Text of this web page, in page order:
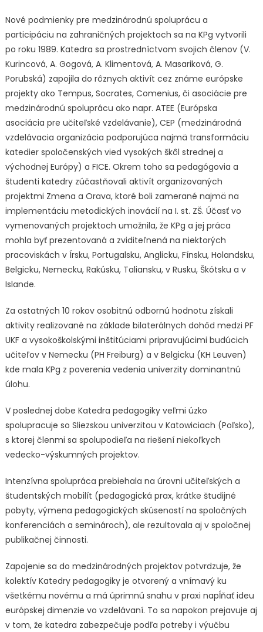
Nové podmienky pre medzinárodnú spoluprácu a
participáciu na zahraničných projektoch sa na KPg vytvorili
po roku 1989. Katedra sa prostredníctvom svojich členov (V.
Kurincová, A. Gogová, A. Klimentová, A. Masariková, G.
Porubská) zapojila do rôznych aktivít cez známe európske
projekty ako Tempus, Socrates, Comenius, či asociácie pre
medzinárodnú spoluprácu ako napr. ATEE (Európska
asociácia pre učiteľské vzdelávanie), CEP (medzinárodná
vzdelávacia organizácia podporujúca najmä transformáciu
katedier spoločenských vied vysokých škôl strednej a
východnej Európy) a FICE. Okrem toho sa pedagógovia a
študenti katedry zúčastňovali aktivít organizovaných
projektmi Zmena a Orava, ktoré boli zamerané najmä na
implementáciu metodických inovácií na I. st. ZŠ. Účasť vo
vymenovaných projektoch umožnila, že KPg a jej práca
mohla byť prezentovaná a zviditeľnená na niektorých
pracoviskách v Írsku, Portugalsku, Anglicku, Fínsku, Holandsku,
Belgicku, Nemecku, Rakúsku, Taliansku, v Rusku, Škótsku a v
Islande.
Za ostatných 10 rokov osobitnú odbornú hodnotu získali
aktivity realizované na základe bilaterálnych dohôd medzi PF
UKF a vysokoškolskými inštitúciami pripravujúcimi budúcich
učiteľov v Nemecku (PH Freiburg) a v Belgicku (KH Leuven)
kde mala KPg z poverenia vedenia univerzity dominantnú
úlohu.
V poslednej dobe Katedra pedagogiky veľmi úzko
spolupracuje so Sliezskou univerzitou v Katowiciach (Poľsko),
s ktorej členmi sa spolupodieľa na riešení niekoľkych
vedecko-výskumných projektov.
Intenzívna spolupráca prebiehala na úrovni učiteľských a
študentských mobilít (pedagogická prax, krátke študijné
pobyty, výmena pedagogických skúseností na spoločných
konferenciách a seminároch), ale rezultovala aj v spoločnej
publikačnej činnosti.
Zapojenie sa do medzinárodných projektov potvrdzuje, že
kolektív Katedry pedagogiky je otvorený a vnímavý ku
všetkému novému a má úprimnú snahu v praxi napĺňať ideu
európskej dimenzie vo vzdelávaní. To sa napokon prejavuje aj
v tom, že katedra zabezpečuje podľa potreby i výučbu